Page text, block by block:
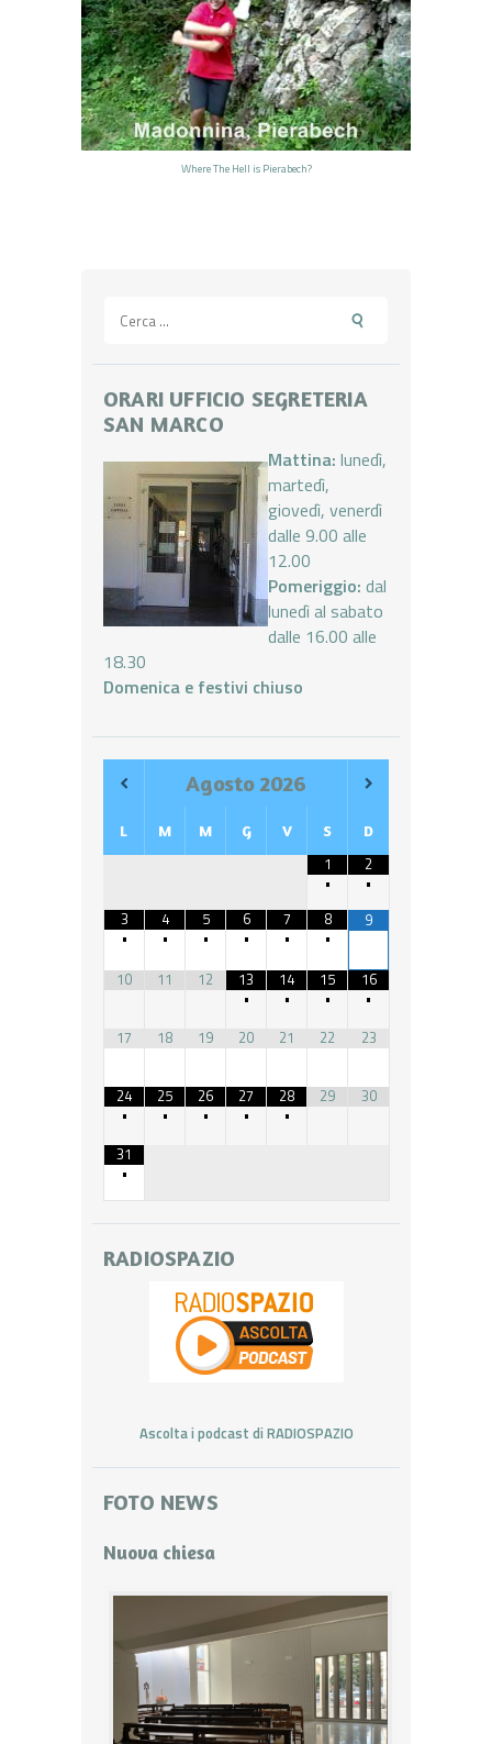
Where The Hell is Pierabech?
per:
ORARI UFFICIO SEGRETERIA
SAN MARCO
Mattina: lunedì,
martedì,
giovedì, venerdì
dalle 9.00 alle
12.00
Pomeriggio: dal
lunedì al sabato
dalle 16.00 alle
18.30
Domenica e festivi chiuso
Agosto2026
L M M G V S D
1
•
2
•
3
•
4
•
5
•
6
•
7
•
8
•
9
10 11 12
13
•
14
•
15
•
16
•
17
18 19 20 21 22 23
24
•
25
•
26
•
27
•
28
•
29 30
31
•
RADIOSPAZIO
Ascolta i podcast di RADIOSPAZIO
FOTO NEWS
Nuova chiesa